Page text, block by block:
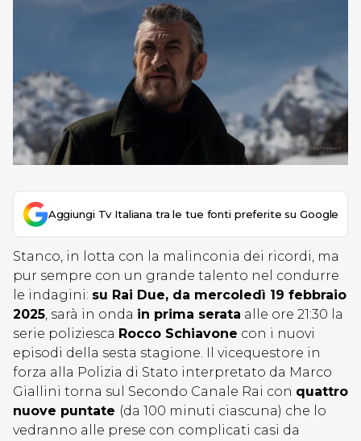
Aggiungi Tv Italiana tra le tue fonti preferite su Google
Stanco, in lotta con la malinconia dei ricordi, ma
pur sempre con un grande talento nel condurre
le indagini: su Rai Due, da mercoledì 19 febbraio
2025, sarà in onda in prima serata alle ore 21:30 la
serie poliziesca Rocco Schiavone con i nuovi
episodi della sesta stagione. Il vicequestore in
forza alla Polizia di Stato interpretato da Marco
Giallini torna sul Secondo Canale Rai con quattro
nuove puntate (da 100 minuti ciascuna) che lo
vedranno alle prese con complicati casi da